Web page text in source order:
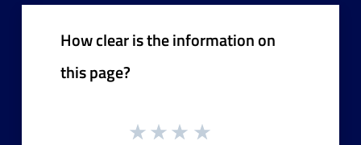
How clear is the information on
this page?